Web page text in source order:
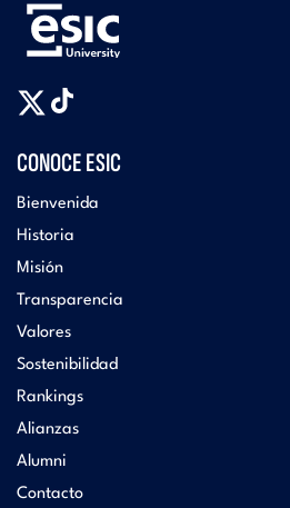
CONOCE ESIC
Bienvenida
Historia
Misión
Transparencia
Valores
Sostenibilidad
Rankings
Alianzas
Alumni
Contacto